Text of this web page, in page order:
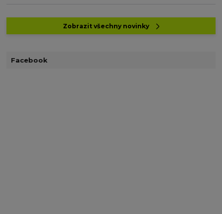
Zobrazit všechny novinky
Facebook